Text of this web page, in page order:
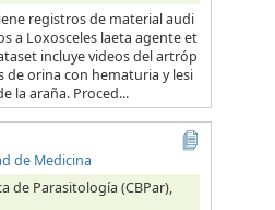
registros de material audi
a Loxosceles laeta agente et
incluye videos del artróp
orina con hematuria y lesi
la araña. Proced...
de Medicina
de Parasitología (CBPar),